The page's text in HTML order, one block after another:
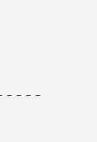
－－－－